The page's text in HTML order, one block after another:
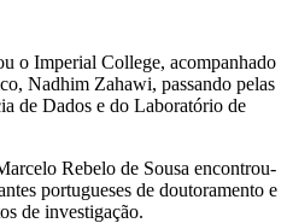
o Imperial College, acompanhado
Nadhim Zahawi, passando pelas
de Dados e do Laboratório de
Rebelo de Sousa encontrou-
portugueses de doutoramento e
de investigação.